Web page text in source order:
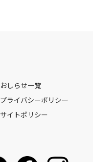
おしらせ一覧
プライバシーポリシー
サイトポリシー